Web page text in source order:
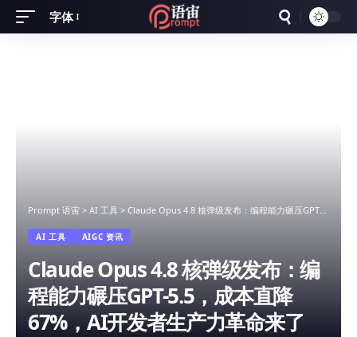
Font
字体
Prompt 语宙 > AI 工具 > Claude Opus 4.8 核弹级发布：编程能力碾压GPT-5.5，成本直降67%，AI开发者生产力革命来了
AI 工具 AIGC 资讯
Claude Opus 4.8 核弹级发布：编
程能力碾压GPT-5.5，成本直降
67%，AI开发者生产力革命来了